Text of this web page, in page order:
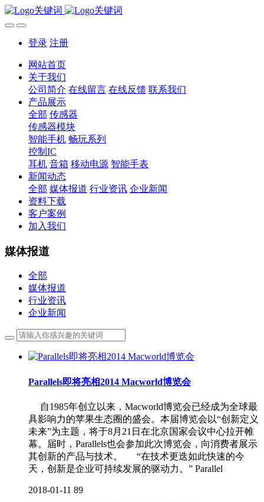
登录 注册
网站首页
关于我们
公司简介 在线留言 在线反馈 联系我们
产品展示
全部 传感器
传感器模块
智能手机 畅玩系列
控制IC
耳机 音箱 移动电源 智能手表
新闻动态
全部 媒体报道 行业资讯 企业新闻
资料下载
客户案例
加入我们
媒体报道
全部
媒体报道
行业资讯
企业新闻
Parallels即将亮相2014 Macworld博览会
自1985年创立以来，Macworld博览会已经成为全球最
具影响力的苹果生态圈的盛会。本届博览会以“创新定义
未来”为主题，将于8月21日在北京国家会议中心拉开帷
幕。届时，Parallels也会参加此次博览会，向消费者展示
其创新的产品与技术。 “在技术更迭如此快速的今
天，创新是企业可持续发展的驱动力。” Parallel
2018-01-11 89